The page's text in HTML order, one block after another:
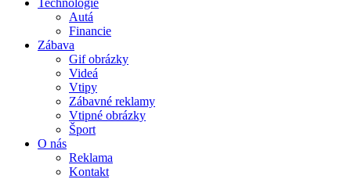
Technológie
Autá
Financie
Zábava
Gif obrázky
Videá
Vtipy
Zábavné reklamy
Vtipné obrázky
Šport
O nás
Reklama
Kontakt